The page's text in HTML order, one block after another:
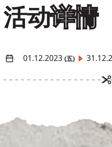
活动详情
01.12.2023 (五)